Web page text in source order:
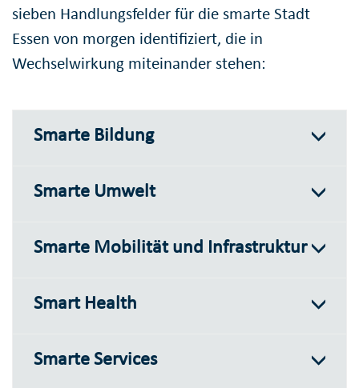
sieben Handlungsfelder für die smarte Stadt
Essen von morgen identifiziert, die in
Wechselwirkung miteinander stehen:
Smarte Bildung
Smarte Umwelt
Smarte Mobilität und Infrastruktur
Smart Health
Smarte Services